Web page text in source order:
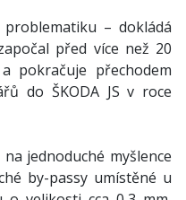
– dokládá
před více než 20
pokračuje přechodem
do ŠKODA JS v roce
jednoduché myšlence
by-passy umístěné u